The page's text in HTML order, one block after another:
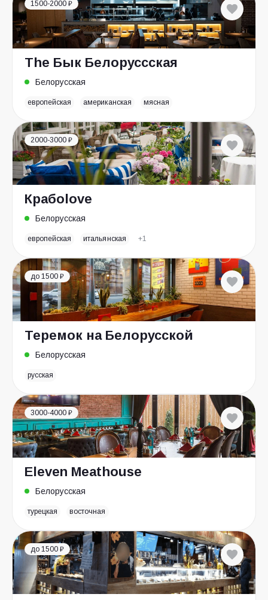
1500-2000 ₽
The Бык Белоруссская
Белорусская
европейская американская мясная
2000-3000 ₽
Крабоlove
Белорусская
европейская итальянская +1
до 1500 ₽
Теремок на Белорусской
Белорусская
русская
3000-4000 ₽
Eleven Meathouse
Белорусская
турецкая восточная
до 1500 ₽